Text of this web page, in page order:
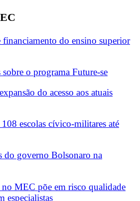
do ensino superior
o programa Future-se
do acesso aos atuais
escolas cívico-militares até
do governo Bolsonaro na
no MEC põe em risco qualidade
especialistas